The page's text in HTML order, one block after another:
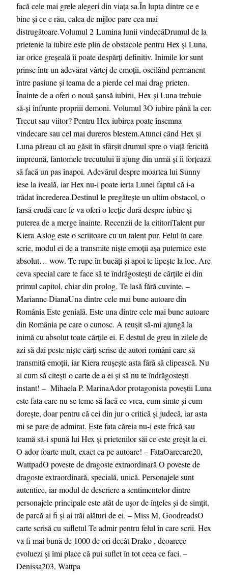
facă cele mai grele alegeri din viața sa.În lupta dintre ce e
bine și ce e rău, calea de mijloc pare cea mai
distrugătoare.Volumul 2 Lumina lunii vindecăDrumul de la
prietenie la iubire este plin de obstacole pentru Hex și Luna,
iar orice greșeală îi poate despărți definitiv. Inimile lor sunt
prinse într-un adevărat vârtej de emoții, oscilând permanent
între pasiune și teama de a pierde cel mai drag prieten.
Înainte de a oferi o nouă șansă iubirii, Hex și Luna trebuie
să-și înfrunte propriii demoni. Volumul 3O iubire până la cer.
Trecut sau viitor? Pentru Hex iubirea poate însemna
vindecare sau cel mai dureros blestem.Atunci când Hex și
Luna păreau că au găsit în sfârșit drumul spre o viață fericită
împreună, fantomele trecutului îi ajung din urmă și îi forțează
să facă un pas înapoi. Adevărul despre moartea lui Sunny
iese la iveală, iar Hex nu-i poate ierta Lunei faptul că i-a
trădat încrederea.Destinul le pregătește un ultim obstacol, o
farsă crudă care le va oferi o lecție dură despre iubire și
puterea de a merge înainte. Recenzii de la cititoriTalent pur
Kiera Aslog este o scriitoare cu un talent pur. Felul în care
scrie, modul ei de a transmite niște emoții aşa puternice este
absolut… wow. Te rupe în bucăți și apoi te lipește la loc. Are
ceva special care te face să te îndrăgostești de cărțile ei din
primul capitol, chiar din prolog. Te lasă fără cuvinte. –
Marianne DianaUna dintre cele mai bune autoare din
România Este genială. Este una dintre cele mai bune autoare
din România pe care o cunosc. A reușit să-mi ajungă la
inimă cu absolut toate cărțile ei. E destul de greu în zilele de
azi să dai peste niște cărți scrise de autori români care să
transmită emoții, iar Kiera reușește asta fără să clipească. Nu
ai cum să citești o carte de a ei și să nu te îndrăgostești
instant! – Mihaela P. MarinaAdor protagonista poveștii Luna
este fata care nu se teme să facă ce vrea, cum simte și cum
dorește, doar pentru că cei din jur o critică și judecă, iar asta
mi se pare de admirat. Este fata căreia nu-i este frică sau
teamă să-i spună lui Hex și prietenilor săi ce este greșit la ei.
O ador foarte mult, exact ca pe autoare! – FataOarecare20,
WattpadO poveste de dragoste extraordinară O poveste de
dragoste extraordinară, specială, unică. Personajele sunt
autentice, iar modul de descriere a sentimentelor dintre
personajele principale este atât de ușor de înțeles și de simțit,
de parcă ai fi și ai trăi alături de ei. – Miss M, GoodreadsO
carte scrisă cu sufletul Te admir pentru felul în care scrii. Hex
va fi mai bună de 1000 de ori decât Drako , deoarece
evoluezi și îmi place că pui suflet în tot ceea ce faci. –
Denissa203, Wattpa